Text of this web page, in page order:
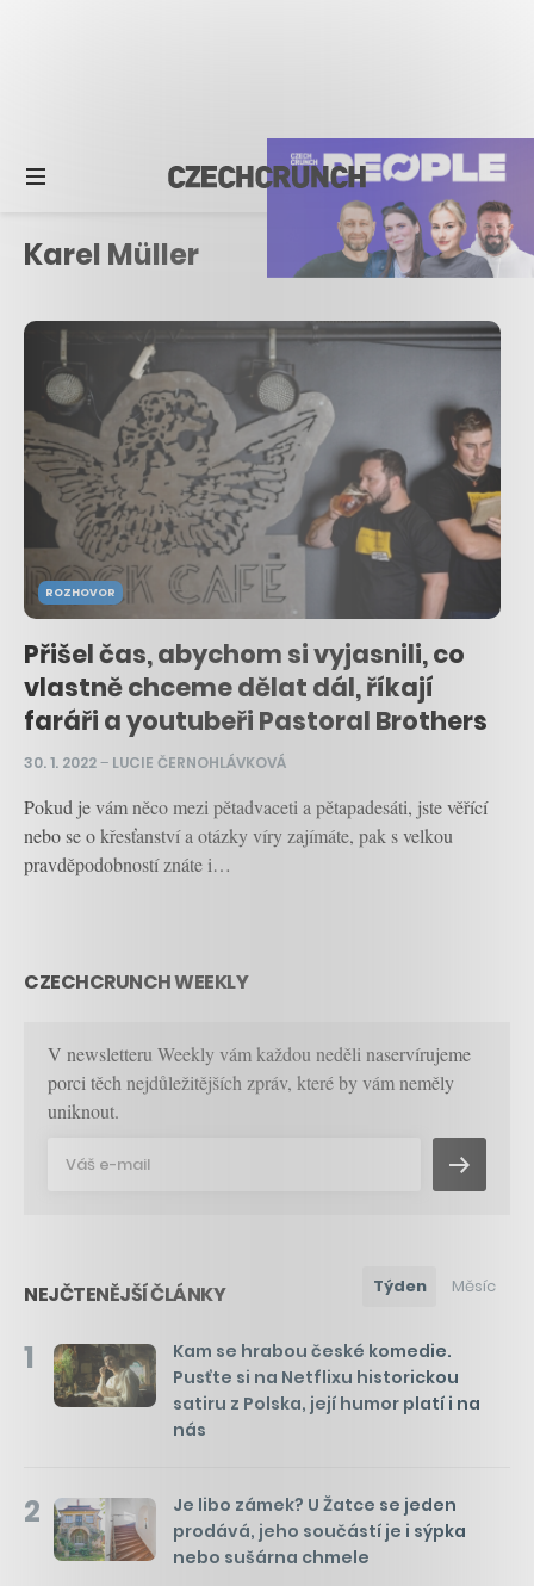
Karel Müller
ROZHOVOR
Přišel čas, abychom si vyjasnili, co
vlastně chceme dělat dál, říkají
faráři a youtubeři Pastoral Brothers
30. 1. 2022– LUCIE ČERNOHLÁVKOVÁ
Pokud je vám něco mezi pětadvaceti a pětapadesáti, jste věřící
nebo se o křesťanství a otázky víry zajímáte, pak s velkou
pravděpodobností znáte i…
CZECHCRUNCH WEEKLY
V newsletteru Weekly vám každou neděli naservírujeme
porci těch nejdůležitějších zpráv, které by vám neměly
uniknout.
NEJČTENĚJŠÍ ČLÁNKY Týden Měsíc
1
Kam se hrabou české komedie.
Pusťte si na Netflixu historickou
satiru z Polska, její humor platí i na
nás
2
Je libo zámek? U Žatce se jeden
prodává, jeho součástí je i sýpka
nebo sušárna chmele